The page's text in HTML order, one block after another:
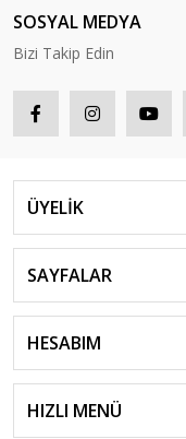
SOSYAL MEDYA
Bizi Takip Edin
ÜYELİK
SAYFALAR
HESABIM
HIZLI MENÜ